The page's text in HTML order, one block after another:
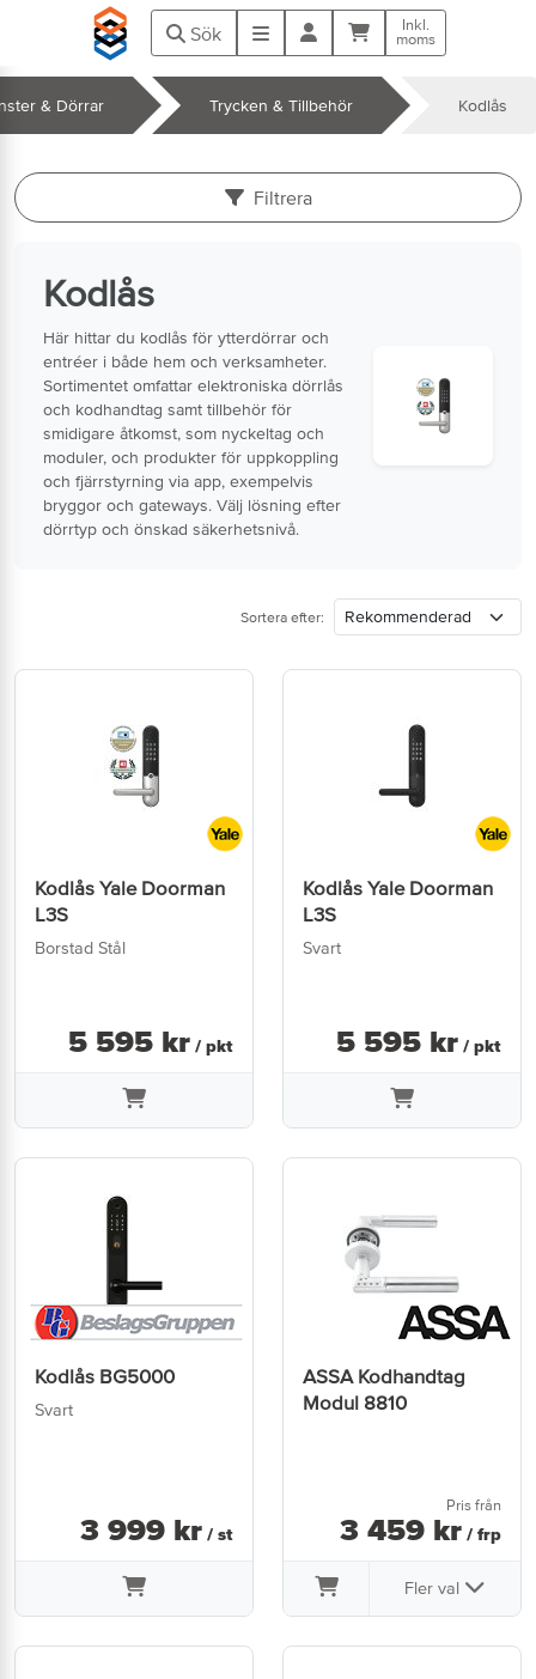
Hoppa till huvudinnehåll
Sök Meny Kundvagn
Inkl.
moms
& Dörrar Trycken & Tillbehör Kodlås
Filtrera
Kodlås
Här hittar du kodlås för ytterdörrar och
entréer i både hem och verksamheter.
Sortimentet omfattar elektroniska dörrlås
och kodhandtag samt tillbehör för
smidigare åtkomst, som nyckeltag och
moduler, och produkter för uppkoppling
och fjärrstyrning via app, exempelvis
bryggor och gateways. Välj lösning efter
dörrtyp och önskad säkerhetsnivå.
Sortera efter:
Kodlås Yale Doorman
L3S
Borstad Stål
5 595 kr / pkt
Kodlås Yale Doorman
L3S
Svart
5 595 kr / pkt
Kodlås BG5000
Svart
3 999 kr / st
ASSA Kodhandtag
Modul 8810
Pris från
3 459 kr / frp
Fler val